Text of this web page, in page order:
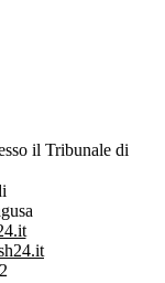
il Tribunale di